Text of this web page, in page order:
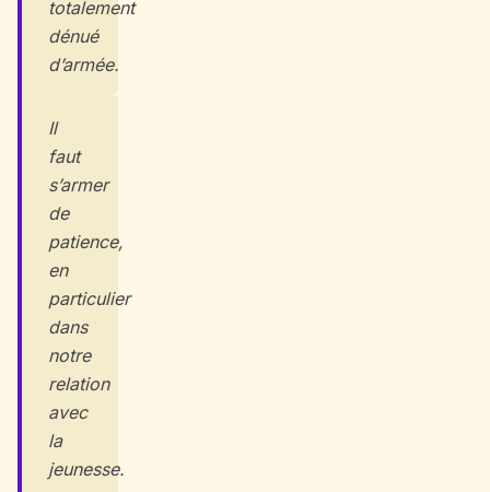
totalement
dénué
d’armée.
Il
faut
s’armer
de
patience,
en
particulier
dans
notre
relation
avec
la
jeunesse.